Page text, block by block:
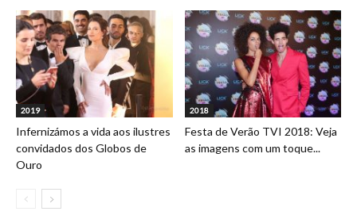
2019
Infernizámos a vida aos ilustres
convidados dos Globos de
Ouro
2018
Festa de Verão TVI 2018: Veja
as imagens com um toque...